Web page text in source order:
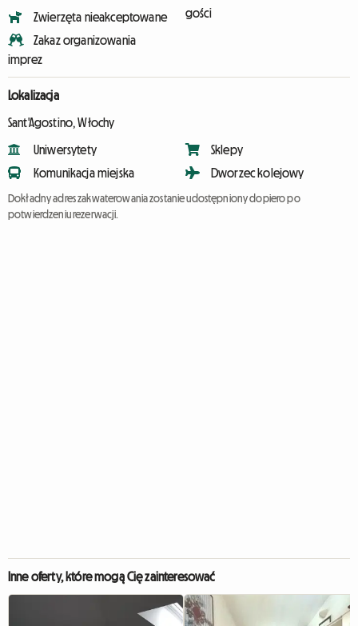
Zwierzęta nieakceptowane
Zakaz organizowania
imprez
gości
Lokalizacja
Sant'Agostino, Włochy
Uniwersytety
Komunikacja miejska
Sklepy
Dworzec kolejowy
Dokładny adres zakwaterowania zostanie udostępniony dopiero po
potwierdzeniu rezerwacji.
Inne oferty, które mogą Cię zainteresować